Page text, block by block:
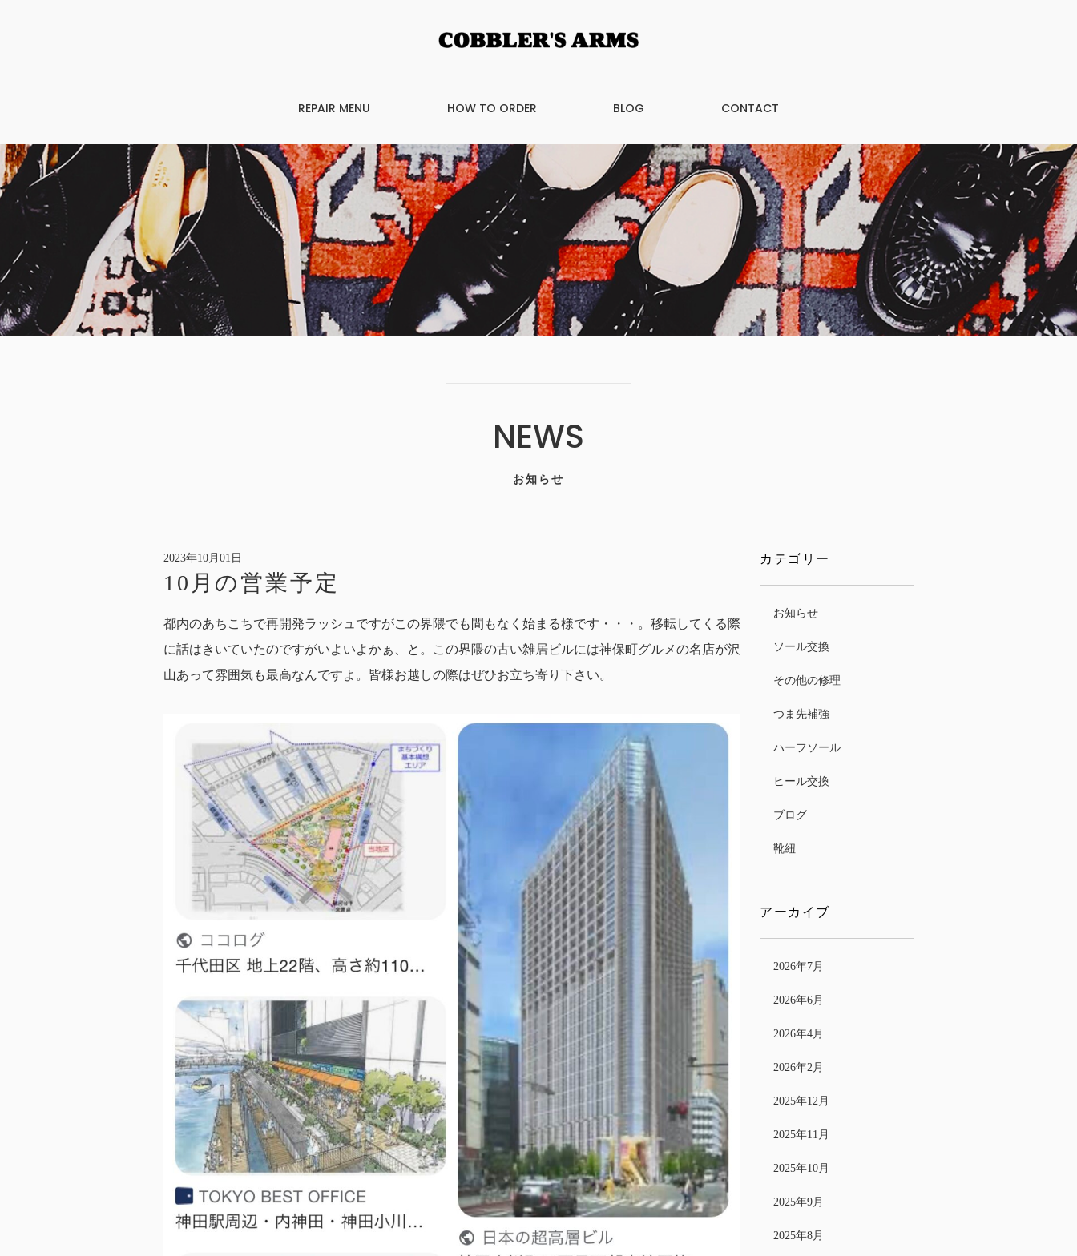
REPAIR MENU HOW TO ORDER BLOG CONTACT
NEWS
お知らせ
2023年10月01日
10月の営業予定
都内のあちこちで再開発ラッシュですがこの界隈でも間もなく始まる様です・・・。移転してくる際
に話はきいていたのですがいよいよかぁ、と。この界隈の古い雑居ビルには神保町グルメの名店が沢
山あって雰囲気も最高なんですよ。皆様お越しの際はぜひお立ち寄り下さい。
カテゴリー
お知らせ
ソール交換
その他の修理
つま先補強
ハーフソール
ヒール交換
ブログ
靴紐
アーカイブ
2026年7月
2026年6月
2026年4月
2026年2月
2025年12月
2025年11月
2025年10月
2025年9月
2025年8月